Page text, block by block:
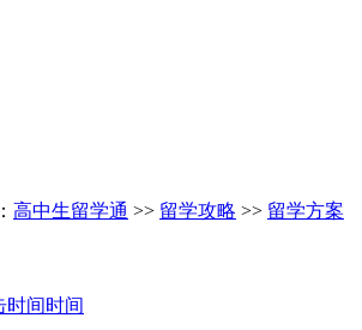
高中生留学通 >> 留学攻略 >> 留学方案
时间时间